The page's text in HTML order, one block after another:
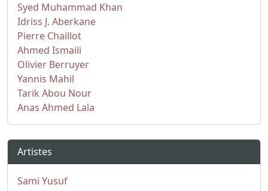
Syed Muhammad Khan
Idriss J. Aberkane
Pierre Chaillot
Ahmed Ismaili
Olivier Berruyer
Yannis Mahil
Tarik Abou Nour
Anas Ahmed Lala
Artistes
Sami Yusuf